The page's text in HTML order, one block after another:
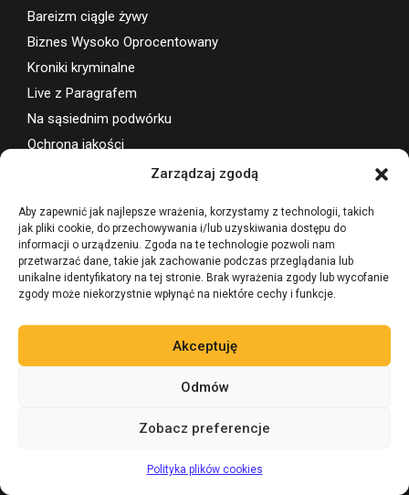
Zarządzaj zgodą
Aby zapewnić jak najlepsze wrażenia, korzystamy z technologii, takich
jak pliki cookie, do przechowywania i/lub uzyskiwania dostępu do
informacji o urządzeniu. Zgoda na te technologie pozwoli nam
przetwarzać dane, takie jak zachowanie podczas przeglądania lub
unikalne identyfikatory na tej stronie. Brak wyrażenia zgody lub wycofanie
zgody może niekorzystnie wpłynąć na niektóre cechy i funkcje.
Akceptuję
Odmów
Zobacz preferencje
Polityka plików cookies
Bareizm ciągle żywy
Biznes Wysoko Oprocentowany
Kroniki kryminalne
Live z Paragrafem
Na sąsiednim podwórku
Ochrona jakości
Powtórka z historii
Prawo winiarskie
Przegląd przepisów
W czasie wolnym
Wydarzenia